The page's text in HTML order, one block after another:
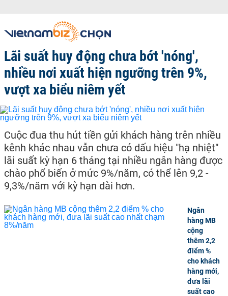
Lãi suất huy động chưa bớt 'nóng',
nhiều nơi xuất hiện ngưỡng trên 9%,
vượt xa biểu niêm yết
Cuộc đua thu hút tiền gửi khách hàng trên nhiều
kênh khác nhau vẫn chưa có dấu hiệu "hạ nhiệt"
lãi suất kỳ hạn 6 tháng tại nhiều ngân hàng được
chào phổ biến ở mức 9%/năm, có thể lên 9,2 -
9,3%/năm với kỳ hạn dài hơn.
Ngân
hàng MB
cộng
thêm 2,2
điểm %
cho khách
hàng mới,
đưa lãi
suất cao